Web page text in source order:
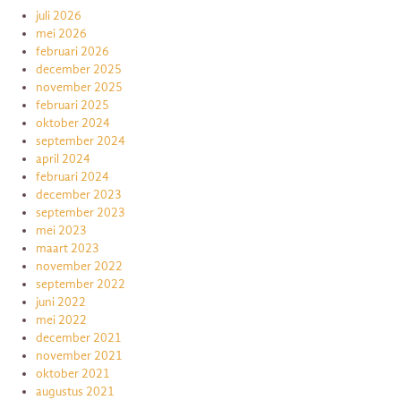
juli 2026
mei 2026
februari 2026
december 2025
november 2025
februari 2025
oktober 2024
september 2024
april 2024
februari 2024
december 2023
september 2023
mei 2023
maart 2023
november 2022
september 2022
juni 2022
mei 2022
december 2021
november 2021
oktober 2021
augustus 2021